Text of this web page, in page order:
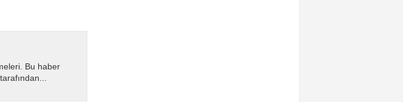
Bu haber